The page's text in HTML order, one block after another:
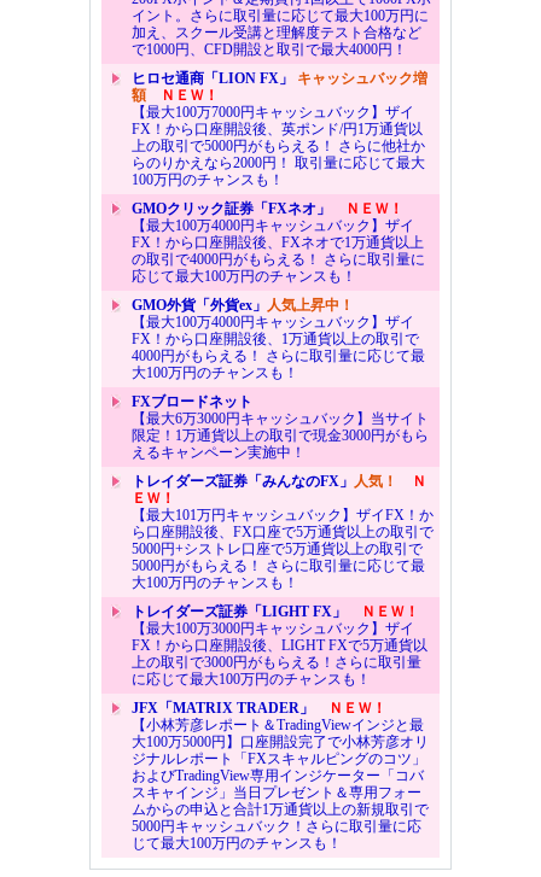
イント。さらに取引量に応じて最大100万円に
加え、スクール受講と理解度テスト合格など
で1000円、CFD開設と取引で最大4000円！
ヒロセ通商「LION FX」 キャッシュバック増
額ＮＥＷ！
【最大100万7000円キャッシュバック】ザイ
FX！から口座開設後、英ポンド/円1万通貨以
上の取引で5000円がもらえる！ さらに他社か
らのりかえなら2000円！ 取引量に応じて最大
100万円のチャンスも！
GMOクリック証券「FXネオ」
ＮＥＷ！
【最大100万4000円キャッシュバック】ザイ
FX！から口座開設後、FXネオで1万通貨以上
の取引で4000円がもらえる！ さらに取引量に
応じて最大100万円のチャンスも！
GMO外貨「外貨ex」 人気上昇中！
【最大100万4000円キャッシュバック】ザイ
FX！から口座開設後、1万通貨以上の取引で
4000円がもらえる！ さらに取引量に応じて最
大100万円のチャンスも！
FXブロードネット
【最大6万3000円キャッシュバック】当サイト
限定！1万通貨以上の取引で現金3000円がもら
えるキャンペーン実施中！
トレイダーズ証券「みんなのFX」 人気！
Ｎ
ＥＷ！
【最大101万円キャッシュバック】ザイFX！か
ら口座開設後、FX口座で5万通貨以上の取引で
5000円+シストレ口座で5万通貨以上の取引で
5000円がもらえる！ さらに取引量に応じて最
大100万円のチャンスも！
トレイダーズ証券「LIGHT FX」
ＮＥＷ！
【最大100万3000円キャッシュバック】ザイ
FX！から口座開設後、LIGHT FXで5万通貨以
上の取引で3000円がもらえる！さらに取引量
に応じて最大100万円のチャンスも！
JFX「MATRIX TRADER」
ＮＥＷ！
【小林芳彦レポート＆TradingViewインジと最
大100万5000円】口座開設完了で小林芳彦オリ
ジナルレポート「FXスキャルピングのコツ」
およびTradingView専用インジケーター「コバ
スキャインジ」当日プレゼント＆専用フォー
ムからの申込と合計1万通貨以上の新規取引で
5000円キャッシュバック！さらに取引量に応
じて最大100万円のチャンスも！